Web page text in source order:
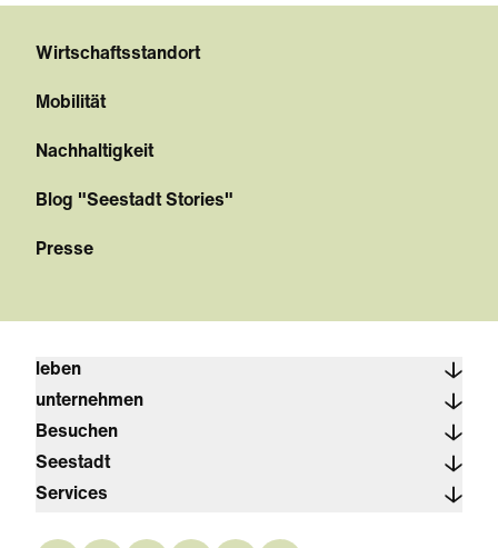
Wirtschaftsstandort
Mobilität
Nachhaltigkeit
Blog "Seestadt Stories"
Presse
leben
unternehmen
Besuchen
Seestadt
Services